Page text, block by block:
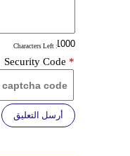
: Characters Left
Security Code *
أرسل التعليق